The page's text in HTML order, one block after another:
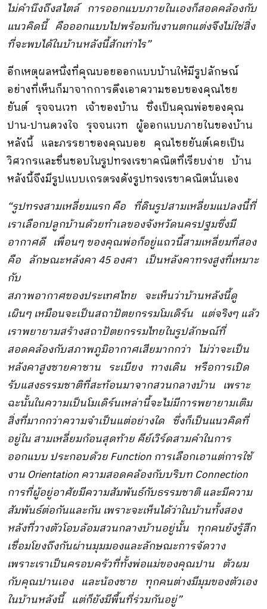
ไม่คำนึงถึงสไตล์ การออกแบบภายในเองก็สอดคล้องกับ
แนวคิดนี้ คือออกแบบไปพร้อมกันงานตกแต่งจึงไม่ใช่สิ่ง
ที่จะพบได้ในบ้านหลังนี้สักเท่าไร”
อีกเหตุผลหนึ่งที่คุณบอยออกแบบบ้านให้มีรูปลักษณ์
อย่างที่เห็นก็มาจากการดึงเอาความชอบของคุณไชย
ยันต์ รุจจนเวท เจ้าของบ้าน ซึ่งเป็นคุณพ่อของคุณ
ปาน-ปานดวงใจ รุจจนเวท ผู้ออกแบบภายในของบ้าน
หลังนี้ และภรรยาของคุณบอย คุณไชยยันต์เคยเป็น
วิศวกรและชื่นชอบในรูปทรงเรขาคณิตที่เรียบง่าย บ้าน
หลังนี้จึงมีรูปแบบเถรตรงดังรูปทรงเรขาคณิตนั่นเอง
“รูปทรงสามเหลี่ยมแรก คือ ที่ดินรูปสามเหลี่ยมแปลงนี้ที่
เราเลือกปลูกบ้านด้วยทำเลของจังหวัดนครปฐมซึ่งมี
อากาศดี เพื่อนๆ ของคุณพ่อก็อยู่แถวนี้สามเหลี่ยมที่สอง
คือ ลักษณะหลังคา 45 องศา เป็นหลังคาทรงสูงที่เหมาะ
กับ
สภาพอากาศของประเทศไทย จะเห็นว่าบ้านหลังนี้ดู
เผินๆ เหมือนจะเป็นสถาปัตยกรรมโมเดิร์น แต่จริงๆ แล้ว
เราพยายามสร้างสถาปัตยกรรมไทยในรูปลักษณ์ที่
สอดคล้องกับสภาพภูมิอากาศเสียมากกว่า ไม่ว่าจะเป็น
หลังคาสูงชายคาชาน ระเบียง ทางเดิน หรือการเปิด
รับแสงธรรมชาติที่สะท้อนมาจากสวนกลางบ้าน เพราะ
ฉะนั้นในความเป็นโมเดิร์นเหล่านี้จะไม่มีการพยายามเติม
สิ่งที่มากกว่าความจำเป็นแต่อย่างใด ซึ่งก็เป็นแนวคิดที่
อยู่ใน สามเหลี่ยมก้อนสุดท้าย คีย์เวิร์ดสามคำในการ
ออกแบบ ประกอบด้วย Function การเลือกเอาแต่การใช้
งาน Orientation ความสอดคล้องกับบริบท Connection
การที่ผู้อยู่อาศัยมีความสัมพันธ์กับธรรมชาติ และมีความ
สัมพันธ์ต่อกันและกัน เพราะจะเห็นได้ว่าในบ้านทั้งสอง
หลังที่วางตัวโอบล้อมสวนกลางบ้านอยู่นั้น ทุกคนยังรู้สึก
เชื่อมโยงถึงกันผ่านมุมมองและลักษณะการจัดวาง
เพราะเราเป็นครอบครัวที่ทั้งพ่อแม่ของคุณปาน ตัวผม
กับคุณปานเอง และน้องชาย ทุกคนต่างมีมุมของตัวเอง
ในบ้านหลังนี้ แต่ก็ยังมีพื้นที่ร่วมกันอยู่”